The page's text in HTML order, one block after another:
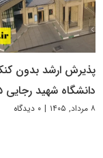
پذیرش ارشد بدون
دانشگاه شهید رجایی ۱۴۰۵
۸ مرداد, ۱۴۰۵ | ۰ دیدگاه